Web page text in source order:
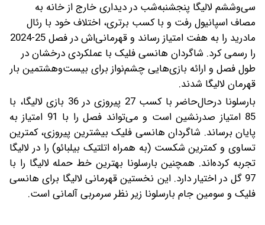
سی‌وششم لالیگا پنجشنبه‌شب در دیداری خارج از خانه به
مصاف اسپانیول رفت و با کسب برتری، اختلاف خود با رئال
مادرید را به هفت امتیاز رساند و قهرمانی‌اش در فصل 25-2024
را رسمی کرد. شاگردان هانسی فلیک با عملکردی درخشان در
طول فصل و ارائه بازی‌هایی چشم‌نواز برای بیست‌وهشتمین بار
قهرمان لالیگا شدند.
بارسلونا در‌حال‌حاضر با کسب 27 پیروزی در 36 بازی لالیگا، با
85 امتیاز صدرنشین است و می‌تواند فصل را با 91 امتیاز به
پایان برساند. شاگردان هانسی فلیک بیشترین پیروزی، کمترین
تساوی و کمترین شکست (به همراه اتلتیک بیلبائو) را در لالیگا
تجربه کرده‌اند. همچنین بارسلونا بهترین خط حمله لالیگا را با
97 گل در اختیار دارد. این نخستین قهرمانی لالیگا برای هانسی
فلیک و سومین جام بارسلونا زیر نظر سرمربی آلمانی است.